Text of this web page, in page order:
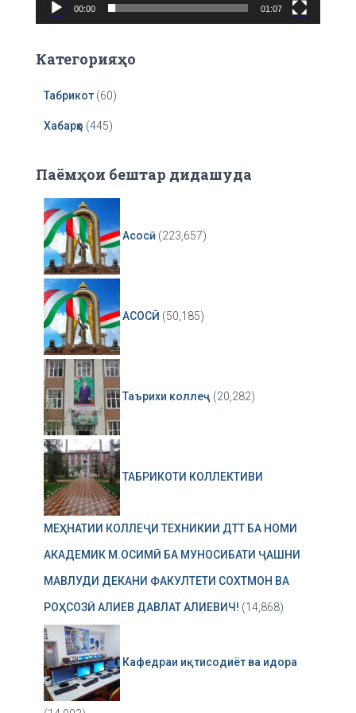
00:00 01:07
Категорияҳо
Табрикот (60)
Хабарҳо (445)
Паёмҳои бештар дидашуда
Асосӣ (223,657)
АСОСӢ (50,185)
Таърихи коллеҷ (20,282)
ТАБРИКОТИ КОЛЛЕКТИВИ
МЕҲНАТИИ КОЛЛЕҶИ ТЕХНИКИИ ДТТ БА НОМИ
АКАДЕМИК М.ОСИМӢ БА МУНОСИБАТИ ҶАШНИ
МАВЛУДИ ДЕКАНИ ФАКУЛТЕТИ СОХТМОН ВА
РОҲСОЗӢ АЛИЕВ ДАВЛАТ АЛИЕВИЧ! (14,868)
Кафедраи иқтисодиёт ва идора